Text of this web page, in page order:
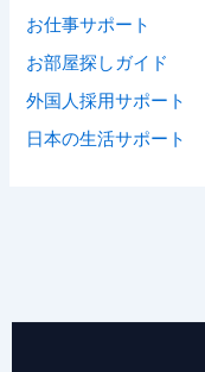
お仕事サポート
お部屋探しガイド
外国人採用サポート
日本の生活サポート